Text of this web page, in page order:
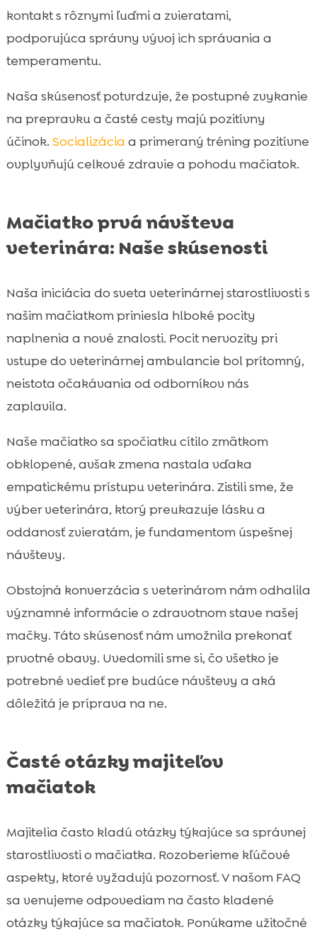
kontakt s rôznymi ľuďmi a zvieratami,
podporujúca správny vývoj ich správania a
temperamentu.
Naša skúsenosť potvrdzuje, že postupné zvykanie
na prepravku a časté cesty majú pozitívny
účinok. Socializácia a primeraný tréning pozitívne
ovplyvňujú celkové zdravie a pohodu mačiatok.
Mačiatko prvá návšteva
veterinára: Naše skúsenosti
Naša iniciácia do sveta veterinárnej starostlivosti s
našim mačiatkom priniesla hlboké pocity
naplnenia a nové znalosti. Pocit nervozity pri
vstupe do veterinárnej ambulancie bol prítomný,
neistota očakávania od odborníkov nás
zaplavila.
Naše mačiatko sa spočiatku cítilo zmätkom
obklopené, avšak zmena nastala vďaka
empatickému prístupu veterinára. Zistili sme, že
výber veterinára, ktorý preukazuje lásku a
oddanosť zvieratám, je fundamentom úspešnej
návštevy.
Obstojná konverzácia s veterinárom nám odhalila
významné informácie o zdravotnom stave našej
mačky. Táto skúsenosť nám umožnila prekonať
prvotné obavy. Uvedomili sme si, čo všetko je
potrebné vedieť pre budúce návštevy a aká
dôležitá je príprava na ne.
Časté otázky majiteľov
mačiatok
Majitelia často kladú otázky týkajúce sa správnej
starostlivosti o mačiatka. Rozoberieme kľúčové
aspekty, ktoré vyžadujú pozornosť. V našom FAQ
sa venujeme odpovediam na často kladené
otázky týkajúce sa mačiatok. Ponúkame užitočné